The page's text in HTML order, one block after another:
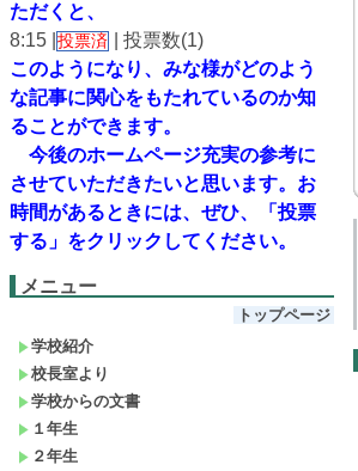
ただくと、
8:15 | 投票済
| 投票数(1)
このようになり、 みな様がどのよう
な記事に関心をもたれているのか知
ることができます。
今後のホームページ充実の参考に
させていただきたいと思います。 お
時間があるときには、ぜひ、「投票
する」をクリックしてください。
メニュー
トップページ
学校紹介
校長室より
学校からの文書
１年生
２年生